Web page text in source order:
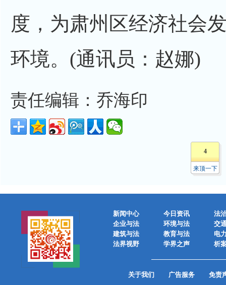
度，为肃州区经济社会
环境。(通讯员：赵娜)
责任编辑：乔海印
4
来顶一下
新闻中心 今日资讯
法
企业与法
环境与法
交
建筑与法
教育与法
电
法界视野
学界之声 析
关于我们 广告服务 免责